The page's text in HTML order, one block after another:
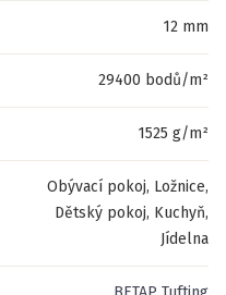
12 mm
29400 bodů/m²
1525 g/m²
Obývací pokoj, Ložnice,
Dětský pokoj, Kuchyň,
Jídelna